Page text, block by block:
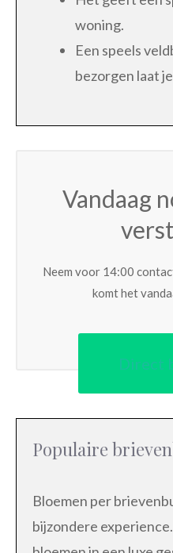
woning.
Een speels
bezorgen laat
Vandaag
Neem voor 14:00
komt het
Direct
Populaire
Bloemen per
bijzondere